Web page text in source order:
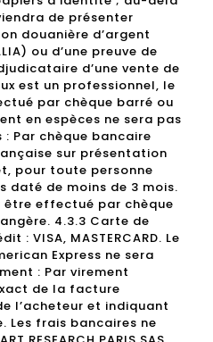
de présenter
douanière d’argent
ou d’une preuve de
d’une vente de
est un professionnel, le
par chèque barré ou
en espèces ne sera pas
Par chèque bancaire
sur présentation
pour toute personne
daté de moins de 3 mois.
être effectué par chèque
4.3.3 Carte de
: VISA, MASTERCARD. Le
Express ne sera
: Par virement
de la facture
l’acheteur et indiquant
Les frais bancaires ne